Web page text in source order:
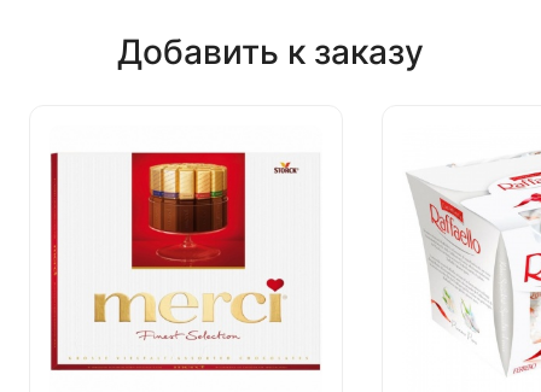
Добавить к заказу